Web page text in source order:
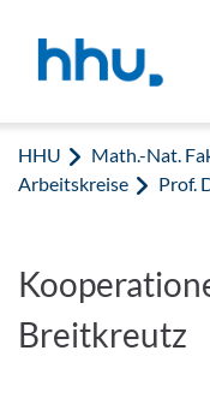
HHU Math.-Nat.
Arbeitskreise
Prof.
Breitkreutz